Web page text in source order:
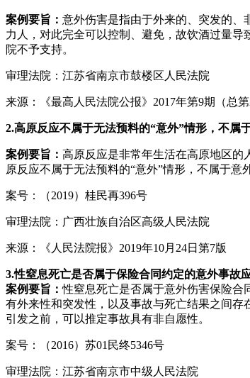
案例要旨： 意外伤害是指由于外来的、突发的、
力人，对此完全可以控制、避免，故饮酒过量
院不予支持。
审理法院：江苏省南京市鼓楼区人民法院
来源：《最高人民法院公报》2017年第9期（总第
2.高原反应不属于无法预料的“意外”情形，不属
案例要旨： 高原反应是非常年生活在高原地区的
原反应不属于无法预料的“意外”情形，不属于意
案号：（2019）桂民再396号
审理法院：广西壮族自治区高级人民法院
来源：《人民法院报》2019年10月24日第7版
3.性窒息死亡是否属于保险合同约定的意外事故
案例要旨：性窒息死亡是否属于意外伤害保险合
有外来性和突发性，以及事故与死亡结果之间
引发之前，可以推定事故具有非自愿性。
案号：（2016）苏01民终5346号
审理法院：江苏省南京市中级人民法院